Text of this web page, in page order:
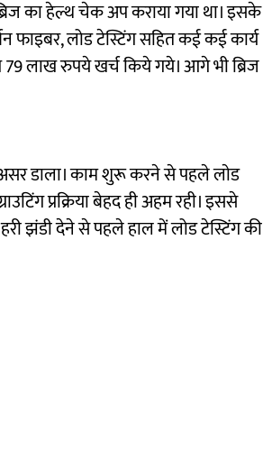
का हेल्थ चेक अप कराया गया था। इसके
फाइबर, लोड टेस्टिंग सहित कई कई कार्य
लाख रुपये खर्च किये गये। आगे भी ब्रिज
असर डाला। काम शुरू करने से पहले लाेड
प्रक्रिया बेहद ही अहम रही। इससे
झंडी देने से पहले हाल में लोड टेस्टिंग की